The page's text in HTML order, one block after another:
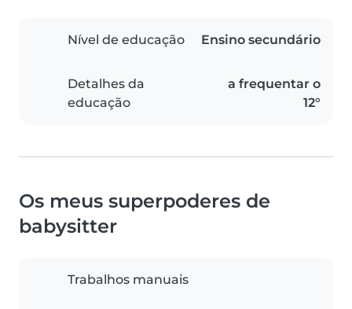
Nível de educação Ensino secundário
Detalhes da
educação
a frequentar o
12°
Os meus superpoderes de
babysitter
Trabalhos manuais